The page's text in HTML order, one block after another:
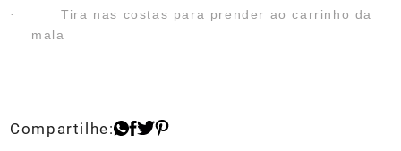
·
Tira nas costas para prender ao carrinho da
mala